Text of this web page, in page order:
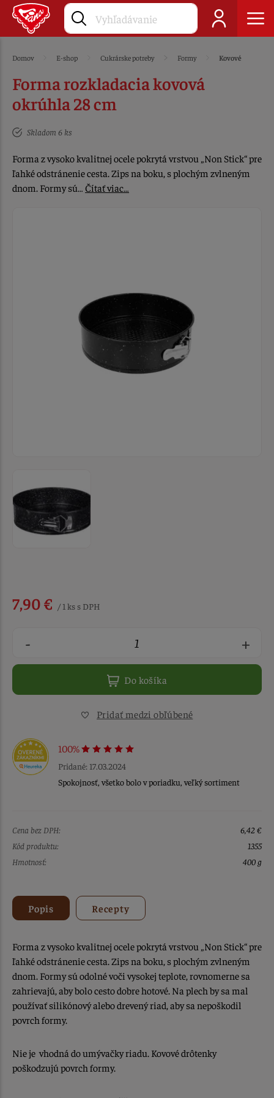
Domov E-shop Cukrárske potreby Formy Kovové
Forma rozkladacia kovová
okrúhla 28 cm
Skladom 6 ks
Forma z vysoko kvalitnej ocele pokrytá vrstvou „Non Stick“ pre
ľahké odstránenie cesta. Zips na boku, s plochým zvlneným
dnom. Formy sú… Čítať viac…
7,90 € / 1 ks s DPH
- +
Do košíka
Pridať medzi obľúbené
100%
Pridané: 17.03.2024
Spokojnosť, všetko bolo v poriadku, veľký sortiment
Cena bez DPH:
6,42 €
Kód produktu:
1355
Hmotnosť:
400 g
Popis Recepty
Forma z vysoko kvalitnej ocele pokrytá vrstvou „Non Stick“ pre
ľahké odstránenie cesta. Zips na boku, s plochým zvlneným
dnom. Formy sú odolné voči vysokej teplote, rovnomerne sa
zahrievajú, aby bolo cesto dobre hotové. Na plech by sa mal
používať silikónový alebo drevený riad, aby sa nepoškodil
povrch formy.
Nie je vhodná do umývačky riadu. Kovové drôtenky
poškodzujú povrch formy.